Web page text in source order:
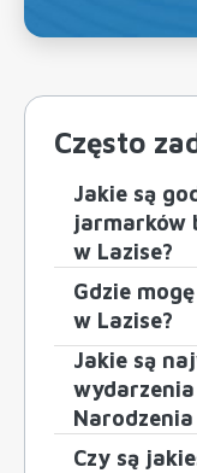
Często
Jakie są
jarmarków
w Lazise?
Gdzie
w Lazise?
Jakie są
wydarzenia
Czy są